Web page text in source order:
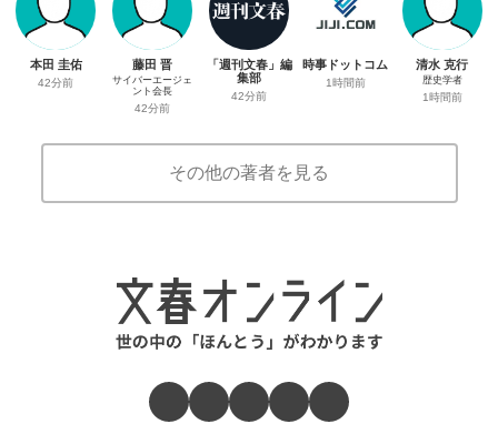
本田 圭佑
42分前
藤田 晋
サイバーエージェ
ント会長
42分前
「週刊文春」編
集部
42分前
時事ドットコム
1時間前
清水 克行
歴史学者
1時間前
その他の著者を見る